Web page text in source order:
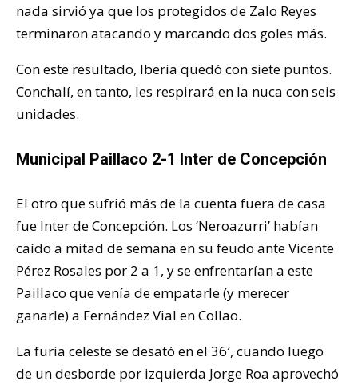
nada sirvió ya que los protegidos de Zalo Reyes
terminaron atacando y marcando dos goles más.
Con este resultado, Iberia quedó con siete puntos.
Conchalí, en tanto, les respirará en la nuca con seis
unidades.
Municipal Paillaco 2-1 Inter de Concepción
El otro que sufrió más de la cuenta fuera de casa
fue Inter de Concepción. Los ‘Neroazurri’ habían
caído a mitad de semana en su feudo ante Vicente
Pérez Rosales por 2 a 1, y se enfrentarían a este
Paillaco que venía de empatarle (y merecer
ganarle) a Fernández Vial en Collao.
La furia celeste se desató en el 36′, cuando luego
de un desborde por izquierda Jorge Roa aprovechó